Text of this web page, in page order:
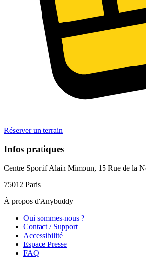
Réserver un terrain
Infos pratiques
Centre Sportif Alain Mimoun, 15 Rue de la
75012 Paris
À propos d'Anybuddy
Qui sommes-nous ?
Contact / Support
Accessibilité
Espace Presse
FAQ